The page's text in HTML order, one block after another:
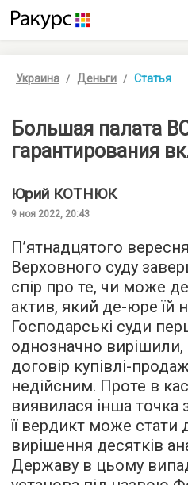
Украина Деньги Статья
Большая палата
гарантирования
Юрий КОТНЮК
9 ноя 2022, 20:43
П’ятнадцятого
Верховного суду
спір про те, чи може
актив, який де-юре їй
Господарські суди
однозначно вирішили,
договір купівлі-
недійсним. Проте в
виявилася інша точка
її вердикт може
вирішення десятків
Державу в цьому